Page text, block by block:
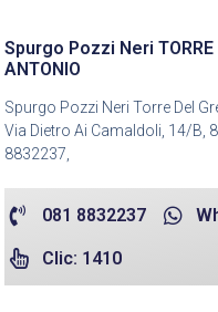
Spurgo Pozzi Neri TORRE
ANTONIO
Spurgo Pozzi Neri Torre Del
Via Dietro Ai Camaldoli, 14/B,
8832237,
081 8832237
Clic: 1410